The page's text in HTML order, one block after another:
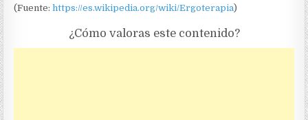
(Fuente:https://es.wikipedia.org/wiki/Ergoterapia)
¿Cómo valoras este contenido?